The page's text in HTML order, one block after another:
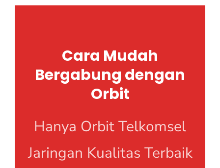
Cara Mudah
Bergabung dengan
Orbit
Hanya Orbit Telkomsel
Jaringan Kualitas Terbaik